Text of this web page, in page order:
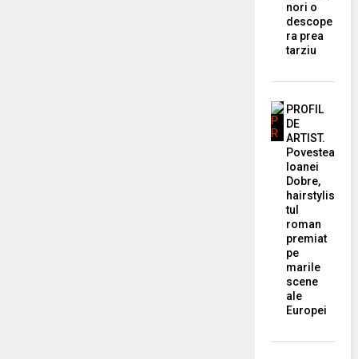
nori o
descope
ra prea
tarziu
PROFIL
DE
ARTIST.
Povestea
Ioanei
Dobre,
hairstylis
tul
roman
premiat
pe
marile
scene
ale
Europei